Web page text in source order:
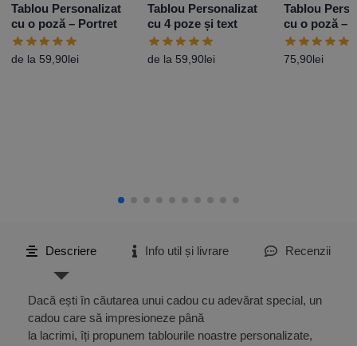
Tablou Personalizat
cu o poză – Portret
de la 59,90lei
Tablou Personalizat
cu 4 poze și text
de la 59,90lei
Tablou
cu o poză –
minunat
75,90lei
Descriere Info util și livrare Recenzii
Dacă ești în căutarea unui cadou cu adevărat special, un
cadou care să impresioneze până
la lacrimi, îți propunem tablourile noastre personalizate,